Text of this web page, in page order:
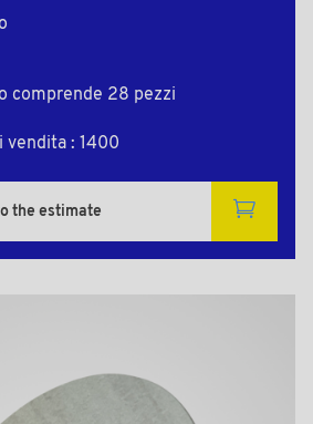
comprende 28 pezzi
vendita : 1400
the estimate